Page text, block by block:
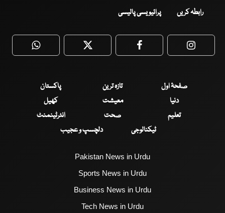
رابطہ کریں پرائیویسی پالیسی
WhatsApp Twitter Facebook
صفحۂ اول تازہ ترین
پاکستان
دنیا
معیشت
کھیل
تعلیم
صحت
انٹرٹینمنٹ
ٹیکنالوجی
دلچسپ و عجیب
Pakistan News in Urdu
Sports News in Urdu
Business News in Urdu
Tech News in Urdu